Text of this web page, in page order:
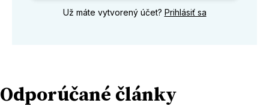
Už máte vytvorený účet? Prihlásiť sa
Odporúčané články